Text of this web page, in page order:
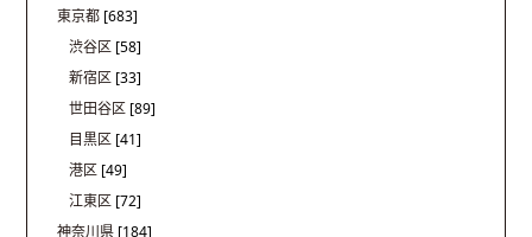
東京都 [683]
渋谷区 [58]
新宿区 [33]
世田谷区 [89]
目黒区 [41]
港区 [49]
江東区 [72]
神奈川県 [184]